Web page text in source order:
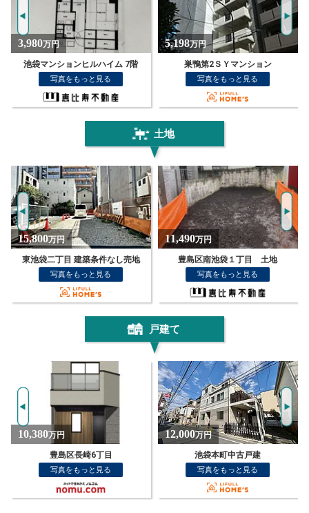
5,198万円
巣鴨第2ＳＹマンション
写真をもっと見る
4,180万円
パラシオン椎名町
写真をもっと見る
土地
11,490万円
豊島区南池袋１丁目 土地
写真をもっと見る
22,000万円
豊島区東池袋5丁目
写真をもっと見る
戸建て
12,000万円
池袋本町中古戸建
写真をもっと見る
7,680万円
東京都豊島区高松２丁目
写真をもっと見る